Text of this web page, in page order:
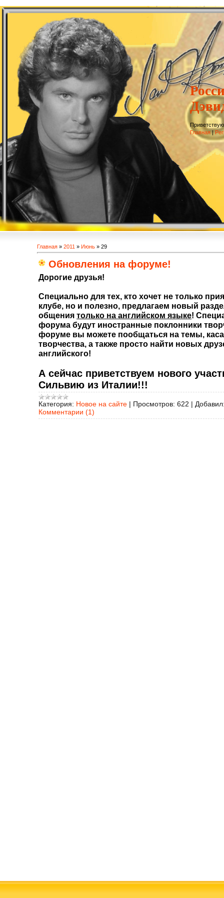
Главная|
Главная » 2011 » Июнь » 29
Обновления на форуме!
Дорогие друзья!
Специально для тех, кто хочет не только
клубе, но и полезно, предлагаем новый
общения только на английском языке!
форума будут иностранные поклонники
форуме вы можете пообщаться на темы,
творчества, а также просто найти новых
английского!
А сейчас приветствуем нового
Сильвию из Италии!!!
Категория: Новое на сайте | Просмотров: 622 |
Комментарии (1)